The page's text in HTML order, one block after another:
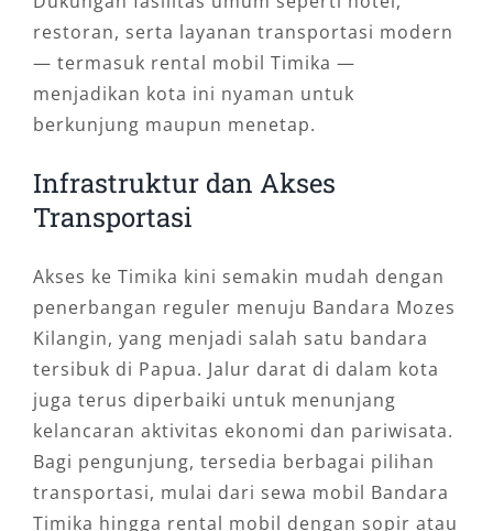
restoran, serta layanan transportasi modern
— termasuk rental mobil Timika —
menjadikan kota ini nyaman untuk
berkunjung maupun menetap.
Infrastruktur dan Akses
Transportasi
Akses ke Timika kini semakin mudah dengan
penerbangan reguler menuju Bandara Mozes
Kilangin, yang menjadi salah satu bandara
tersibuk di Papua. Jalur darat di dalam kota
juga terus diperbaiki untuk menunjang
kelancaran aktivitas ekonomi dan pariwisata.
Bagi pengunjung, tersedia berbagai pilihan
transportasi, mulai dari sewa mobil Bandara
Timika hingga rental mobil dengan sopir atau